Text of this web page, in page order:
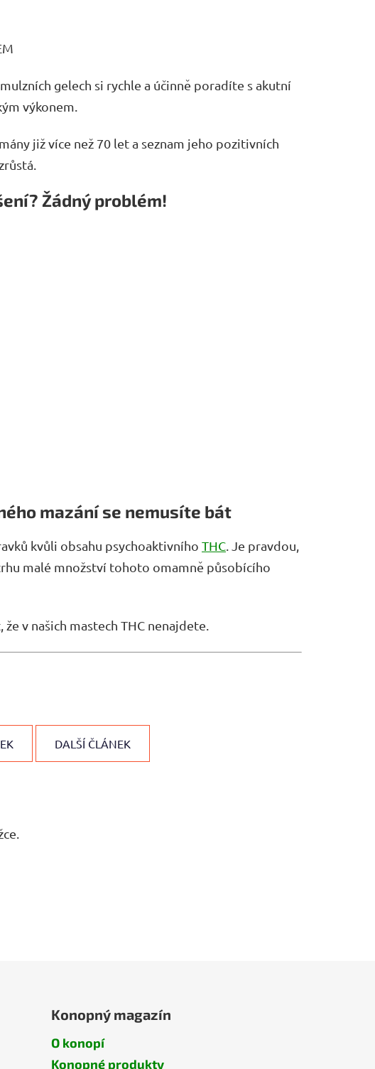
gelech si rychle a účinně poradíte s akutní
výkonem.
již více než 70 let a seznam jeho pozitivních
Žádný problém!
mazání se nemusíte bát
kvůli obsahu psychoaktivního THC . Je pravdou,
malé množství tohoto omamně působícího
v našich mastech THC nenajdete.
DALŠÍ ČLÁNEK
Konopný magazín
O konopí
Konopné produkty